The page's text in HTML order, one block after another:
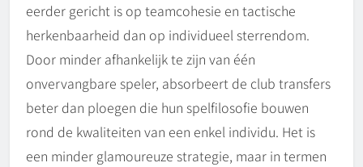
eerder gericht is op teamcohesie en tactische
herkenbaarheid dan op individueel sterrendom.
Door minder afhankelijk te zijn van één
onvervangbare speler, absorbeert de club transfers
beter dan ploegen die hun spelfilosofie bouwen
rond de kwaliteiten van een enkel individu. Het is
een minder glamoureuze strategie, maar in termen